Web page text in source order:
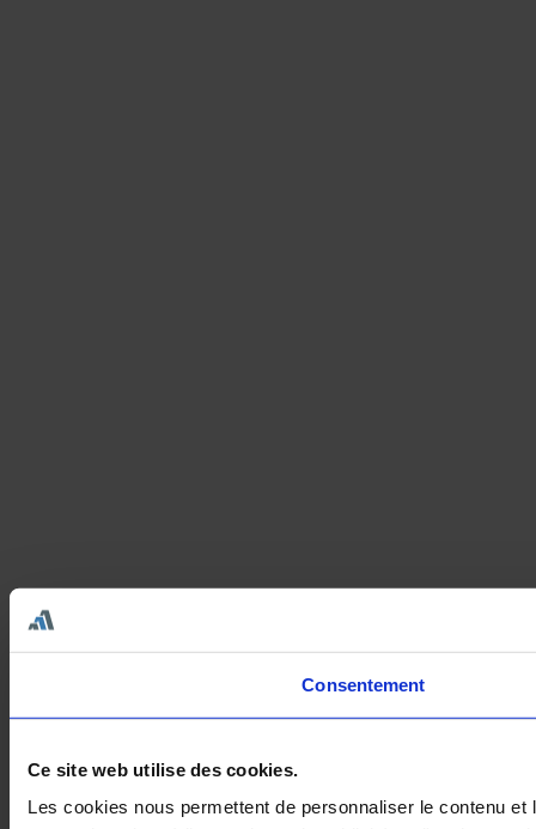
Consentement
Ce site web utilise des cookies.
Les cookies nous permettent de personnaliser le contenu